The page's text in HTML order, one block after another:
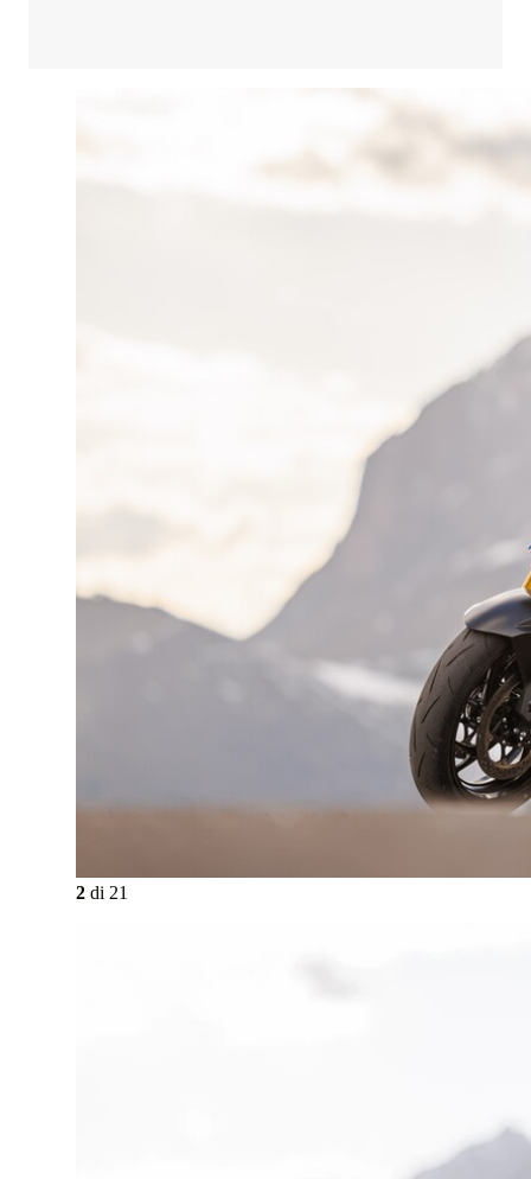
2 di 21